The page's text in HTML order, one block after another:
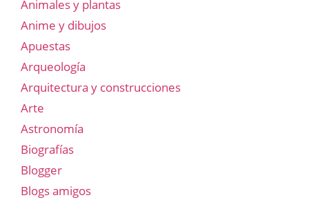
Animales y plantas
Anime y dibujos
Apuestas
Arqueología
Arquitectura y construcciones
Arte
Astronomía
Biografías
Blogger
Blogs amigos